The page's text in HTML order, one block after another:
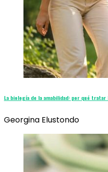
La biología de la amabilidad: por qué
Georgina Elustondo